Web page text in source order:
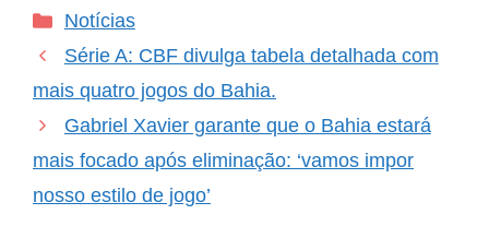
retorna ao CT Evaristo de
Macedo, com os olhos
fixos na…
Categorias
Notícias
Série A: CBF divulga tabela detalhada com
mais quatro jogos do Bahia.
Gabriel Xavier garante que o Bahia estará
mais focado após eliminação: ‘vamos impor
nosso estilo de jogo’